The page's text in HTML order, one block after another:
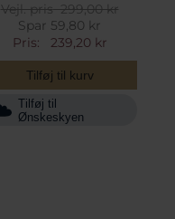
Vejl. pris299,00 kr
Spar 59,80 kr
Pris:
239,20 kr
Tilføj til kurv
Tilføj til
Ønskeskyen